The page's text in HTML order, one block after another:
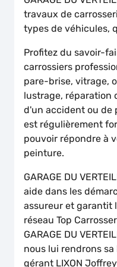
travaux de
types de véhicules,
Profitez du savoir-
carrossiers
pare-brise, vitrage,
lustrage, réparation
d'un accident ou de
est régulièrement
pouvoir répondre à
peinture.
GARAGE DU
aide dans les
assureur et garantit
réseau Top
GARAGE DU
nous lui rendrons
gérant LIXON Joffrey